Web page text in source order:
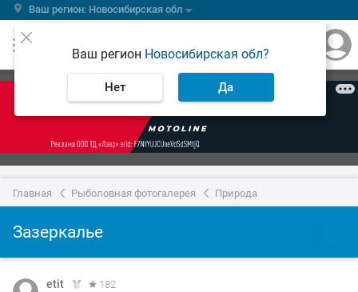
Ваш регион: Новосибирская обл
Ваш регион Новосибирская обл?
Нет Да
Главная Рыболовная фотогалерея Природа
Зазеркалье
etit
182